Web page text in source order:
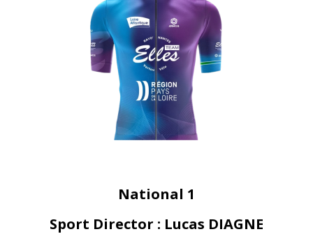
National 1
Sport Director : Lucas DIAGNE